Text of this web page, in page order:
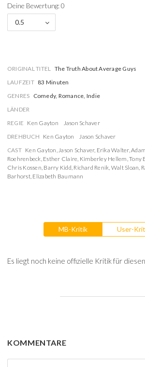
Deine Bewertung: 0
0.5
ORIGINAL TITEL The Truth About Average Guys
LAUFZEIT 83 Minuten
GENRES Comedy, Romance, Indie
LÄNDER
REGIE Ken Gayton
Jason Schaver
DREHBUCH Ken Gayton
Jason Schaver
CAST Ken Gayton,Jason Schaver, Erika Walter,
Roehrenbeck, Esther Claire, Kimberley Hellem,Tony
Chris Kossen, Barry Kidd, Richard Renik, Walt Sloan,
Barhorst, Elizabeth Baumann
MB-Kritik User-
Es liegt noch keine offizielle Kritik für diesen
KOMMENTARE